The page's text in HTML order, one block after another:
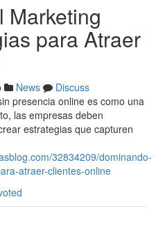
Marketing
para Atraer
News
Discuss
presencia online es como una
las empresas deben
estrategias que capturen
32834209/dominando-
atraer-clientes-online